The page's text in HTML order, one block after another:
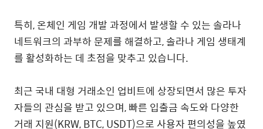
특히, 온체인 게임 개발 과정에서 발생할 수 있는 솔라나
네트워크의 과부하 문제를 해결하고, 솔라나 게임 생태계
를 활성화하는 데 초점을 맞추고 있습니다.
최근 국내 대형 거래소인 업비트에 상장되면서 많은 투자
자들의 관심을 받고 있으며, 빠른 입출금 속도와 다양한
거래 지원(KRW, BTC, USDT)으로 사용자 편의성을 높였